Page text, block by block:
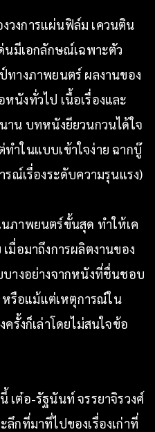
วงการแผ่นฟิล์ม เควนติน
นมีเอกลักษณ์เฉพาะตัว
ทางภาพยนตร์ ผลงานของ
นังทั่วไป เนื้อเรื่องและ
าน บทหนังยียวนกวนได้ใจ
ำในแบบเข้าใจง่าย ฉากบู๊
ณ์เรื่องระดับความรุนแรง)
ภาพยนตร์ขั้นสุด ทำให้เค
มื่อมาถึงการผลิตงานของ
บางอย่างจากหนังที่ชื่นชอบ
หรือแม้แต่เหตุการณ์ใน
รั้งก็เล่าโดยไม่สนใจข้อ
เต๋อ-รัฐนันท์ จรรยาจิรวงศ์
ลึกที่มาที่ไปของเรื่องเก่าที่